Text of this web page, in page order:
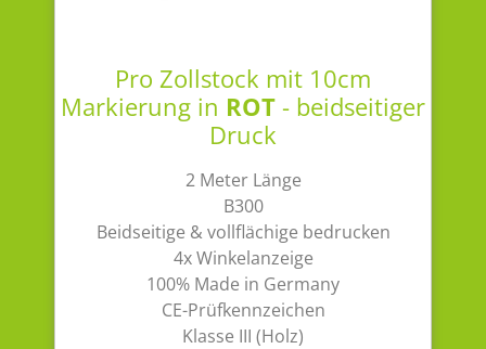
Pro Zollstock mit 10cm
Markierung in ROT- beidseitiger
Druck
2 Meter Länge
B300
Beidseitige & vollflächige bedrucken
4x Winkelanzeige
100% Made in Germany
CE-Prüfkennzeichen
Klasse III (Holz)